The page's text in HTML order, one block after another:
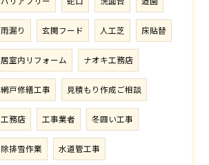
雨漏り 玄関フード 人工芝 床貼替
居室内リフォーム ナオキ工務店
網戸修繕工事 見積もり作成ご相談
工務店 工事業者 冬囲い工事
除排雪作業 水道管工事